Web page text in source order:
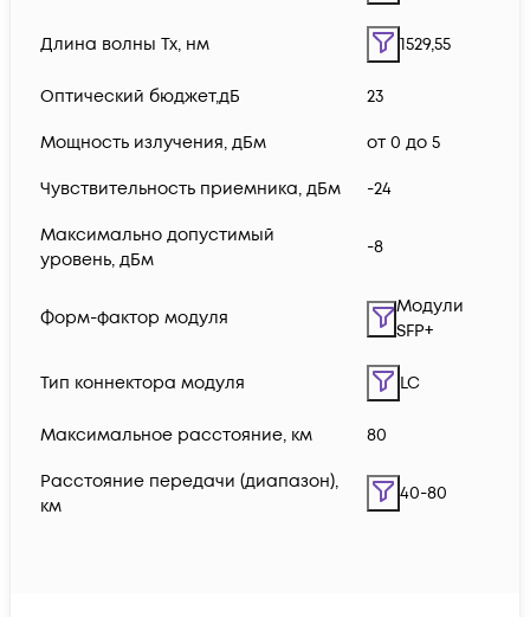
Длина волны Tx, нм 1529,55
Оптический бюджет,дБ 23
Мощность излучения, дБм от 0 до 5
Чувствительность приемника, дБм -24
Максимально допустимый
уровень, дБм
-8
Форм-фактор модуля
Модули
SFP+
Тип коннектора модуля LC
Максимальное расстояние, км 80
Расстояние передачи (диапазон),
км
40-80